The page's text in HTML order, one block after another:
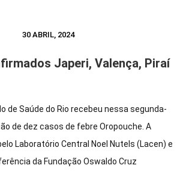
30 ABRIL, 2024
Japeri, Valença, Piraí
de Saúde do Rio recebeu nessa segunda-
de dez casos de febre Oropouche. A
Laboratório Central Noel Nutels (Lacen) e
da Fundação Oswaldo Cruz